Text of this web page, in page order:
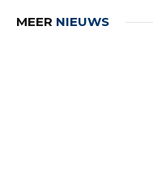
MEER NIEUWS